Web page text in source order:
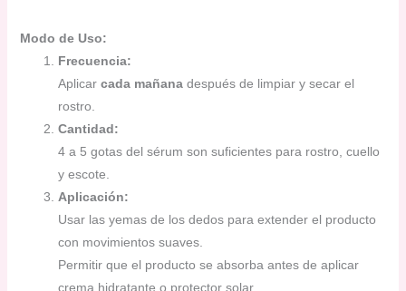
Modo de Uso:
Frecuencia:
Aplicar cada mañanadespués de limpiar y secar el
rostro.
Cantidad:
4 a 5 gotas del sérum son suficientes para rostro, cuello
y escote.
Aplicación:
Usar las yemas de los dedos para extender el producto
con movimientos suaves.
Permitir que el producto se absorba antes de aplicar
crema hidratante o protector solar.